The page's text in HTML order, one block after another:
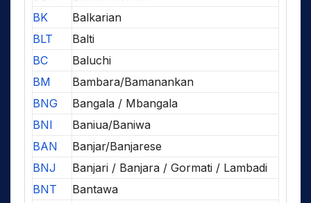
BK
Balkarian
BLT
Balti
BC
Baluchi
BM
Bambara/Bamanankan
BNG
Bangala / Mbangala
BNI
Baniua/Baniwa
BAN
Banjar/Banjarese
BNJ
Banjari / Banjara / Gormati / Lambadi
BNT
Bantawa